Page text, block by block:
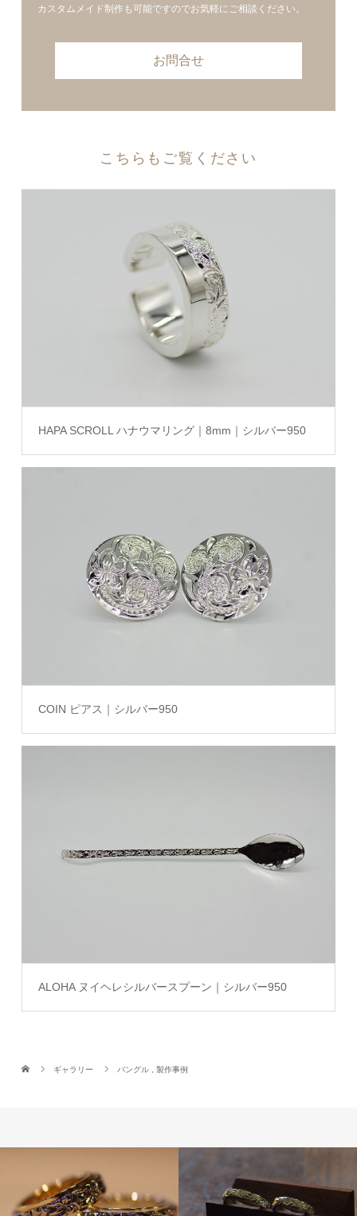
カスタムメイド制作も可能ですのでお気軽にご相談ください。
お問合せ
こちらもご覧ください
HAPA SCROLL ハナウマリング｜8mm｜シルバー950
COIN ピアス｜シルバー950
ALOHA ヌイヘレシルバースプーン｜シルバー950
ギャラリー バングル ,製作事例